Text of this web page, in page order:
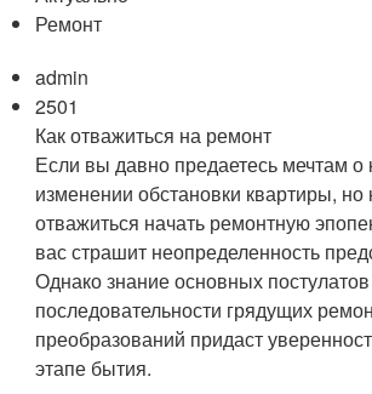
Ремонт
admin
2501
Как отважиться на ремонт
Если вы давно предаетесь мечтам о
изменении обстановки квартиры,
отважиться начать ремонтную
вас страшит неопределенность
Однако знание основных постулатов
последовательности грядущих
преобразований придаст
этапе бытия.